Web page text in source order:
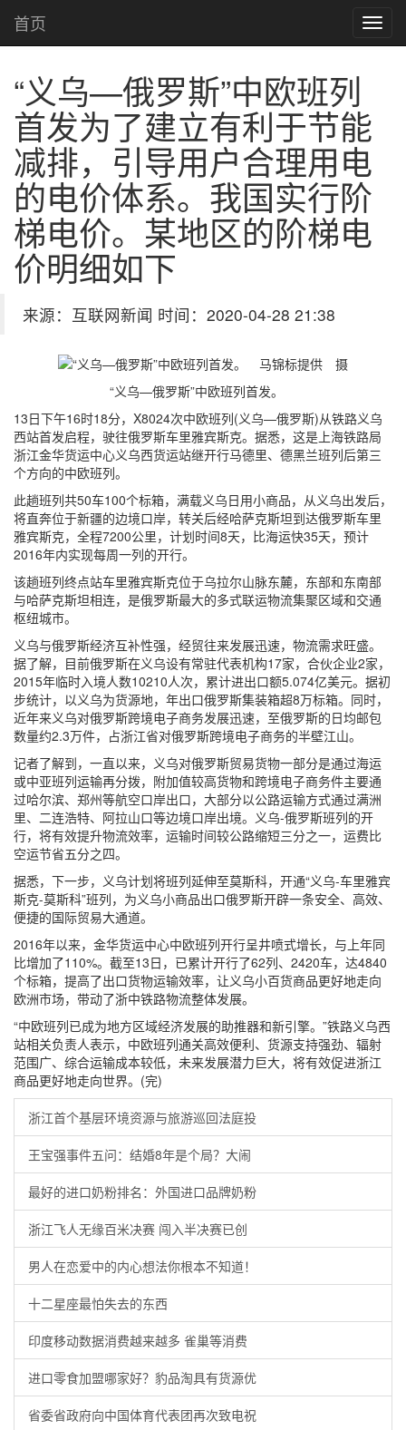
首页
“义乌—俄罗斯”中欧班列
首发为了建立有利于节能
减排，引导用户合理用电
的电价体系。我国实行阶
梯电价。某地区的阶梯电
价明细如下
来源：互联网新闻 时间：2020-04-28 21:38
“义乌—俄罗斯”中欧班列首发。
13日下午16时18分，X8024次中欧班列(义乌—俄罗斯)从铁路义乌
西站首发启程，驶往俄罗斯车里雅宾斯克。据悉，这是上海铁路局
浙江金华货运中心义乌西货运站继开行马德里、德黑兰班列后第三
个方向的中欧班列。
此趟班列共50车100个标箱，满载义乌日用小商品，从义乌出发后，
将直奔位于新疆的边境口岸，转关后经哈萨克斯坦到达俄罗斯车里
雅宾斯克，全程7200公里，计划时间8天，比海运快35天，预计
2016年内实现每周一列的开行。
该趟班列终点站车里雅宾斯克位于乌拉尔山脉东麓，东部和东南部
与哈萨克斯坦相连，是俄罗斯最大的多式联运物流集聚区域和交通
枢纽城市。
义乌与俄罗斯经济互补性强，经贸往来发展迅速，物流需求旺盛。
据了解，目前俄罗斯在义乌设有常驻代表机构17家，合伙企业2家，
2015年临时入境人数10210人次，累计进出口额5.074亿美元。据初
步统计，以义乌为货源地，年出口俄罗斯集装箱超8万标箱。同时，
近年来义乌对俄罗斯跨境电子商务发展迅速，至俄罗斯的日均邮包
数量约2.3万件，占浙江省对俄罗斯跨境电子商务的半壁江山。
记者了解到，一直以来，义乌对俄罗斯贸易货物一部分是通过海运
或中亚班列运输再分拨，附加值较高货物和跨境电子商务件主要通
过哈尔滨、郑州等航空口岸出口，大部分以公路运输方式通过满洲
里、二连浩特、阿拉山口等边境口岸出境。义乌-俄罗斯班列的开
行，将有效提升物流效率，运输时间较公路缩短三分之一，运费比
空运节省五分之四。
据悉，下一步，义乌计划将班列延伸至莫斯科，开通“义乌-车里雅宾
斯克-莫斯科”班列，为义乌小商品出口俄罗斯开辟一条安全、高效、
便捷的国际贸易大通道。
2016年以来，金华货运中心中欧班列开行呈井喷式增长，与上年同
比增加了110%。截至13日，已累计开行了62列、2420车，达4840
个标箱，提高了出口货物运输效率，让义乌小百货商品更好地走向
欧洲市场，带动了浙中铁路物流整体发展。
“中欧班列已成为地方区域经济发展的助推器和新引擎。”铁路义乌西
站相关负责人表示，中欧班列通关高效便利、货源支持强劲、辐射
范围广、综合运输成本较低，未来发展潜力巨大，将有效促进浙江
商品更好地走向世界。(完)
浙江首个基层环境资源与旅游巡回法庭投
王宝强事件五问：结婚8年是个局？大闹
最好的进口奶粉排名：外国进口品牌奶粉
浙江飞人无缘百米决赛 闯入半决赛已创
男人在恋爱中的内心想法你根本不知道！
十二星座最怕失去的东西
印度移动数据消费越来越多 雀巢等消费
进口零食加盟哪家好？豹品淘具有货源优
省委省政府向中国体育代表团再次致电祝